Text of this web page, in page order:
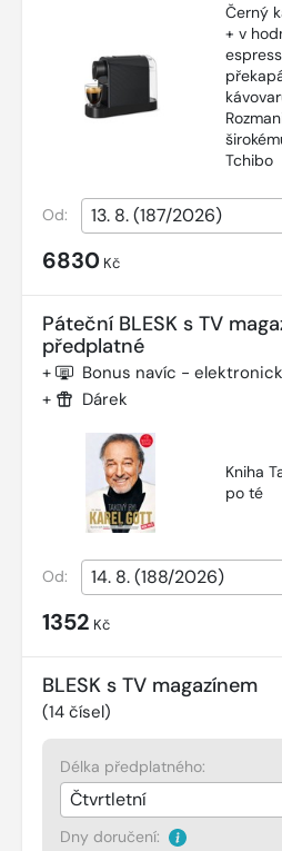
Černý
+ v
Tchibo
Od:
6830 Kč
Páteční BLESK s TV
předplatné
+ Bonus navíc -
+ Dárek
Kniha
po té
Od:
1352 Kč
BLESK s TV magazínem
(14 čísel)
Délka předplatného:
Dny doručení: